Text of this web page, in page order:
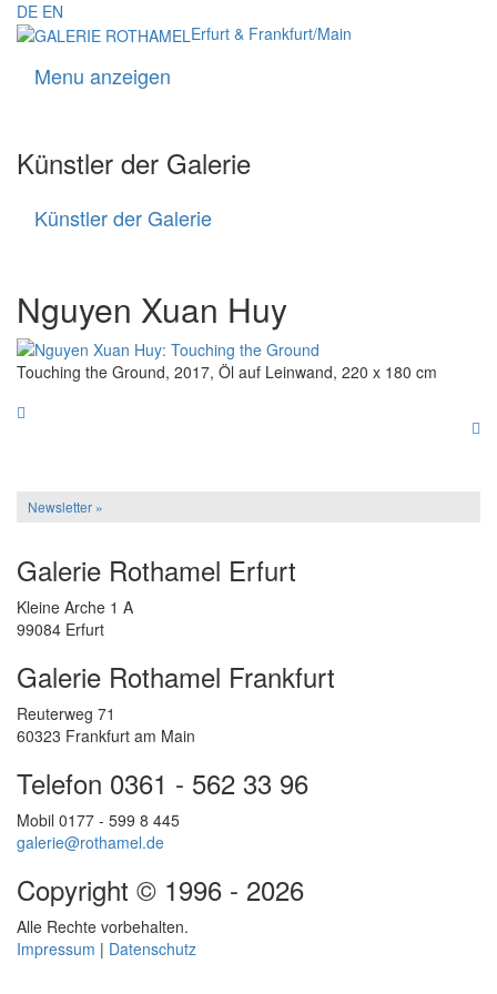
DE EN
Erfurt & Frankfurt/Main
Menu anzeigen
Künstler der Galerie
Künstler der Galerie
Nguyen Xuan Huy
Touching the Ground, 2017, Öl auf Leinwand, 220 x 180 cm
Newsletter »
Galerie Rothamel Erfurt
Kleine Arche 1 A
99084 Erfurt
Galerie Rothamel Frankfurt
Reuterweg 71
60323 Frankfurt am Main
Telefon 0361 - 562 33 96
Mobil 0177 - 599 8 445
galerie@rothamel.de
Copyright © 1996 - 2026
Alle Rechte vorbehalten.
Impressum | Datenschutz